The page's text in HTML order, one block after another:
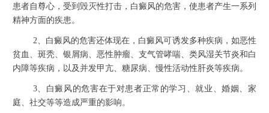
患者自尊心，受到毁灭性打击，白癜风的危害，使患者产生一系列
精神方面的疾患。
2、白癜风的危害还体现在，白癜风可诱发多种疾病，如恶性
贫血、斑秃、银屑病、恶性肿瘤、支气管哮喘、类风湿关节炎和白
内障等疾病，以及并发甲亢、糖尿病、慢性活动性肝炎等疾病。
3、白癜风的危害在于对患者正常的学习、就业、婚姻、家
庭、社交等等造成严重的影响。